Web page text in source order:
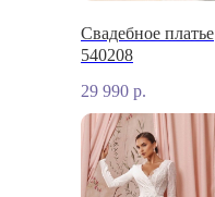
Свадебное платье
540208
29 990 р.